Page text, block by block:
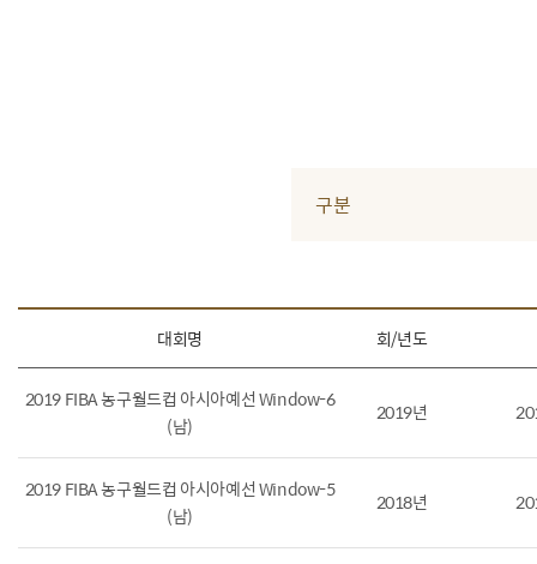
구분
대회명 회/년도
2019 FIBA 농구월드컵 아시아예선 Window-6
(남)
2019년
2019 FIBA 농구월드컵 아시아예선 Window-5
(남)
2018년